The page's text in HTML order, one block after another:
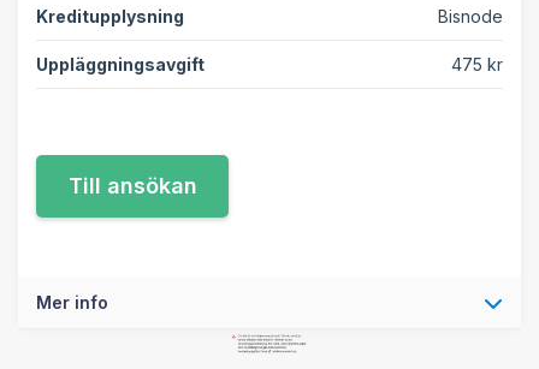
Kreditupplysning Bisnode
Uppläggningsavgift 475 kr
Mer info